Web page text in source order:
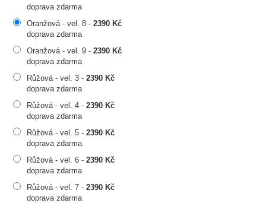
doprava zdarma
Oranžová - vel. 8 -2390 Kč
doprava zdarma
Oranžová - vel. 9 -2390 Kč
doprava zdarma
Růžová - vel. 3 -2390 Kč
doprava zdarma
Růžová - vel. 4 -2390 Kč
doprava zdarma
Růžová - vel. 5 -2390 Kč
doprava zdarma
Růžová - vel. 6 -2390 Kč
doprava zdarma
Růžová - vel. 7 -2390 Kč
doprava zdarma